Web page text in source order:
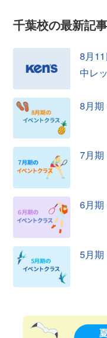
千葉校の最新記事
8月
中レ
8月期
7月期
6月期
5月期